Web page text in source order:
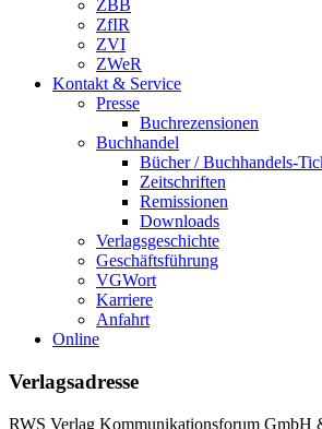
ZBB
ZfIR
ZVI
ZWeR
Kontakt & Service
Presse
Buchrezensionen
Buchhandel
Bücher / Buchhandels-
Zeitschriften
Remissionen
Downloads
Verlagsgeschichte
Geschäftsführung
VGWort
Karriere
Anfahrt
Online
Verlagsadresse
RWS Verlag Kommunikationsforum GmbH